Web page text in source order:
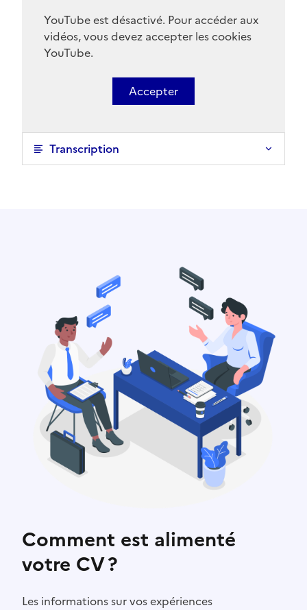
YouTube est désactivé. Pour accéder aux
vidéos, vous devez accepter les cookies
YouTube.
Accepter
Transcription
Comment est alimenté
votre CV ?
Les informations sur vos expériences